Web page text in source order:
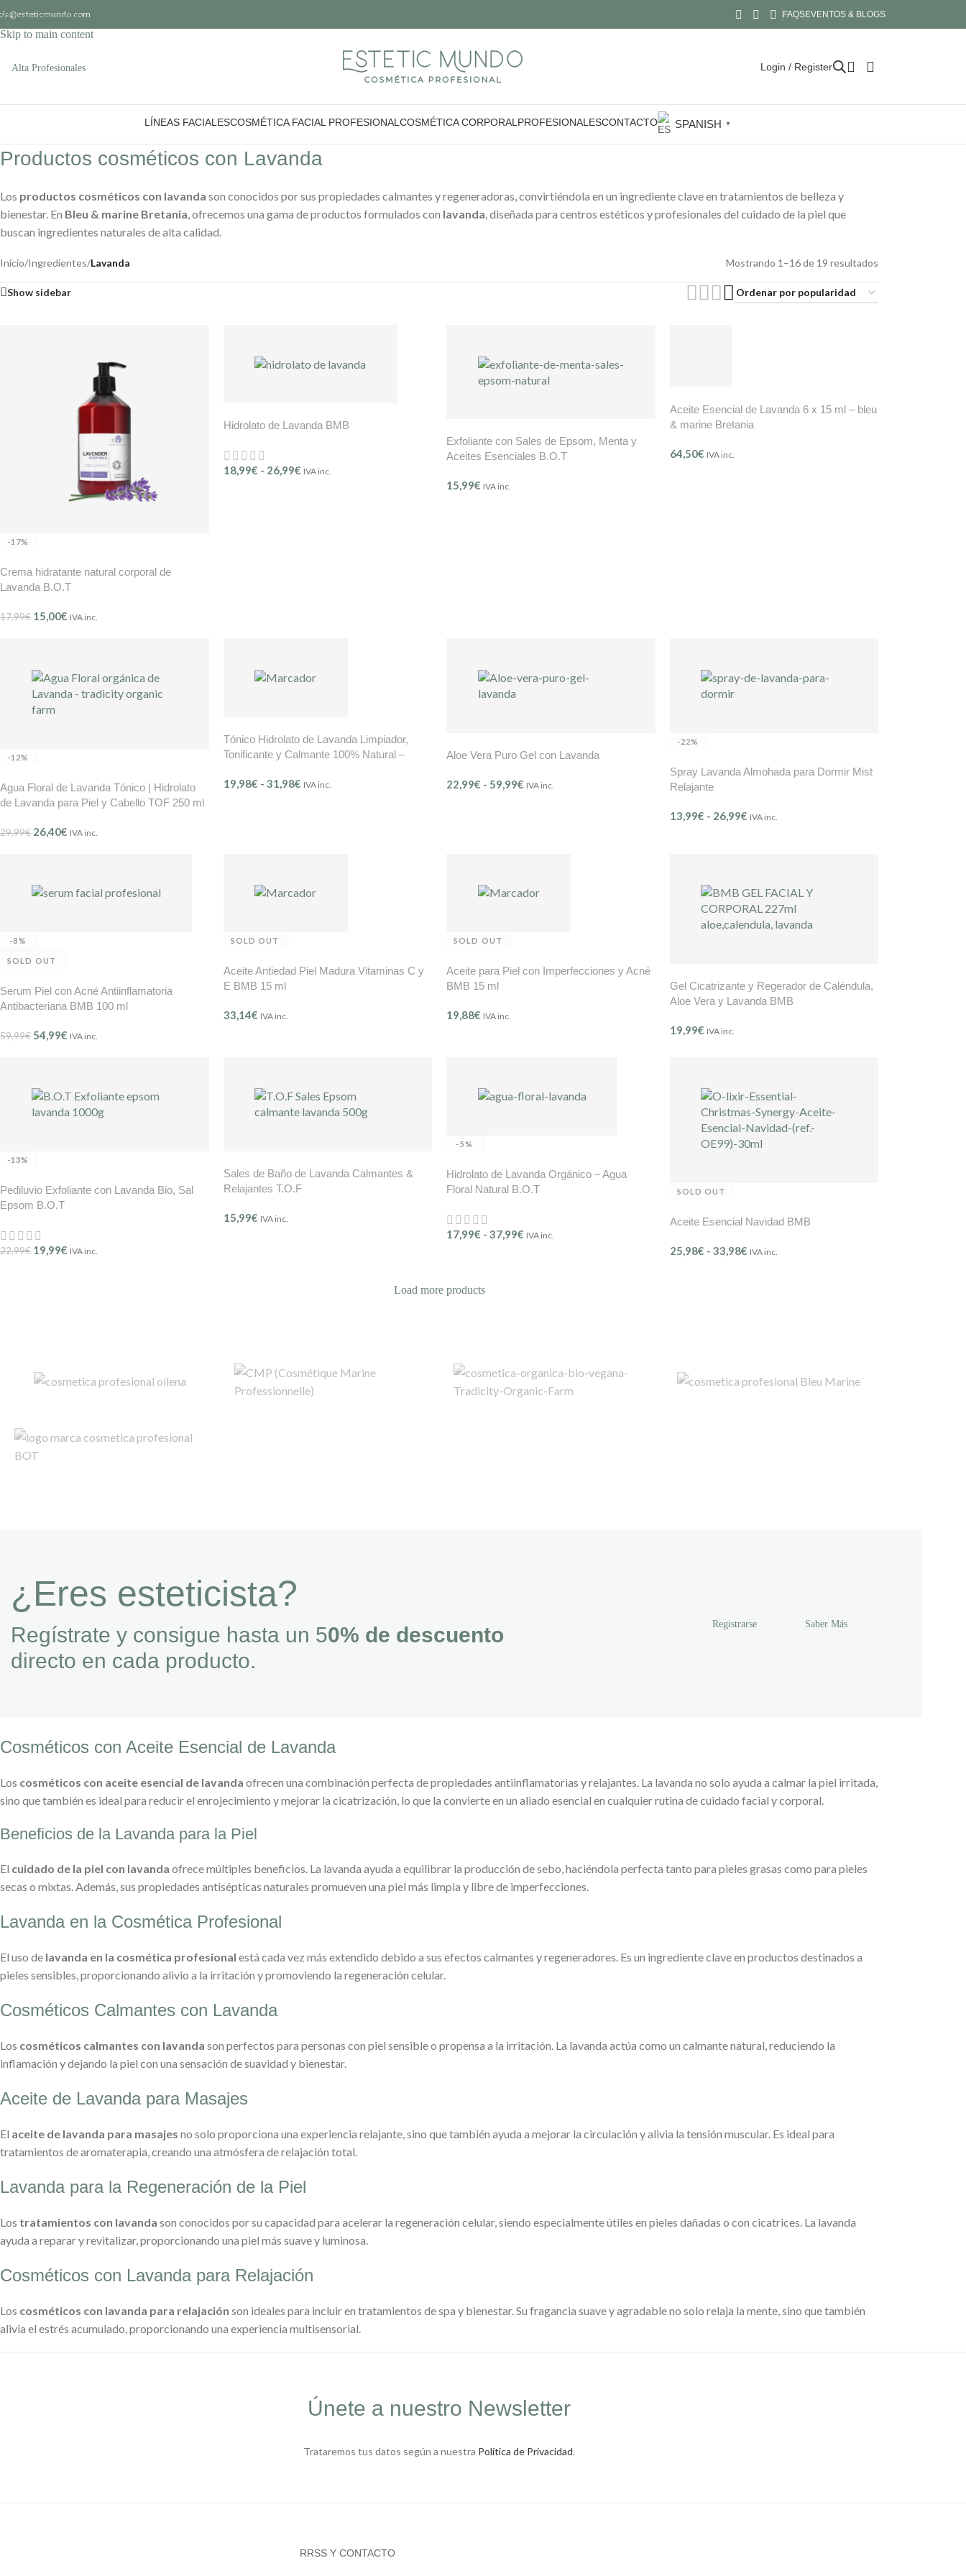
Skip to navigation
Skip to main content
FAQSEVENTOS & BLOGS
Alta Profesionales Login / Register
LÍNEAS FACIALESCOSMÉTICA FACIAL PROFESIONAL COSMÉTICA CORPORAL PROFESIONALESCONTACTO SPANISH ▼
Productos cosméticos con Lavanda
Los productos cosméticos con lavanda son conocidos por sus propiedades calmantes y regeneradoras, convirtiéndola en un ingrediente clave en tratamientos de belleza y
bienestar. En Bleu & marine Bretania, ofrecemos una gama de productos formulados con lavanda, diseñada para centros estéticos y profesionales del cuidado de la piel que
buscan ingredientes naturales de alta calidad.
Inicio/Ingredientes/Lavanda Mostrando 1–16 de 19 resultados
Show sidebar
-17%
Crema hidratante natural corporal de
Lavanda B.O.T
17,99€ 15,00€ IVA inc.
Hidrolato de Lavanda BMB
18,99€ - 26,99€ IVA inc.
Exfoliante con Sales de Epsom, Menta y
Aceites Esenciales B.O.T
15,99€ IVA inc.
Aceite Esencial de Lavanda 6 x 15 ml – bleu
& marine Bretania
64,50€ IVA inc.
-12%
Agua Floral de Lavanda Tónico | Hidrolato
de Lavanda para Piel y Cabello TOF 250 ml
29,99€ 26,40€ IVA inc.
Tónico Hidrolato de Lavanda Limpiador,
Tonificante y Calmante 100% Natural –
19,98€ - 31,98€ IVA inc.
Aloe Vera Puro Gel con Lavanda
22,99€ - 59,99€ IVA inc.
-22%
Spray Lavanda Almohada para Dormir Mist
Relajante
13,99€ - 26,99€ IVA inc.
-8%
SOLD OUT
Serum Piel con Acné Antiinflamatoria
Antibacteriana BMB 100 ml
59,99€ 54,99€ IVA inc.
SOLD OUT
Aceite Antiedad Piel Madura Vitaminas C y
E BMB 15 ml
33,14€ IVA inc.
SOLD OUT
Aceite para Piel con Imperfecciones y Acné
BMB 15 ml
19,88€ IVA inc.
Gel Cicatrizante y Regerador de Caléndula,
Aloe Vera y Lavanda BMB
19,99€ IVA inc.
-13%
Pediluvio Exfoliante con Lavanda Bio, Sal
Epsom B.O.T
22,99€ 19,99€ IVA inc.
Sales de Baño de Lavanda Calmantes &
Relajantes T.O.F
15,99€ IVA inc.
-5%
Hidrolato de Lavanda Orgánico – Agua
Floral Natural B.O.T
17,99€ - 37,99€ IVA inc.
SOLD OUT
Aceite Esencial Navidad BMB
25,98€ - 33,98€ IVA inc.
Load more products
¿Eres esteticista?
Regístrate y consigue hasta un 50% de descuento
directo en cada producto.
Registrarse Saber Más
Cosméticos con Aceite Esencial de Lavanda
Los cosméticos con aceite esencial de lavanda ofrecen una combinación perfecta de propiedades antiinflamatorias y relajantes. La lavanda no solo ayuda a calmar la piel irritada,
sino que también es ideal para reducir el enrojecimiento y mejorar la cicatrización, lo que la convierte en un aliado esencial en cualquier rutina de cuidado facial y corporal.
Beneficios de la Lavanda para la Piel
El cuidado de la piel con lavanda ofrece múltiples beneficios. La lavanda ayuda a equilibrar la producción de sebo, haciéndola perfecta tanto para pieles grasas como para pieles
secas o mixtas. Además, sus propiedades antisépticas naturales promueven una piel más limpia y libre de imperfecciones.
Lavanda en la Cosmética Profesional
El uso de lavanda en la cosmética profesional está cada vez más extendido debido a sus efectos calmantes y regeneradores. Es un ingrediente clave en productos destinados a
pieles sensibles, proporcionando alivio a la irritación y promoviendo la regeneración celular.
Cosméticos Calmantes con Lavanda
Los cosméticos calmantes con lavanda son perfectos para personas con piel sensible o propensa a la irritación. La lavanda actúa como un calmante natural, reduciendo la
inflamación y dejando la piel con una sensación de suavidad y bienestar.
Aceite de Lavanda para Masajes
El aceite de lavanda para masajes no solo proporciona una experiencia relajante, sino que también ayuda a mejorar la circulación y alivia la tensión muscular. Es ideal para
tratamientos de aromaterapia, creando una atmósfera de relajación total.
Lavanda para la Regeneración de la Piel
Los tratamientos con lavanda son conocidos por su capacidad para acelerar la regeneración celular, siendo especialmente útiles en pieles dañadas o con cicatrices. La lavanda
ayuda a reparar y revitalizar, proporcionando una piel más suave y luminosa.
Cosméticos con Lavanda para Relajación
Los cosméticos con lavanda para relajación son ideales para incluir en tratamientos de spa y bienestar. Su fragancia suave y agradable no solo relaja la mente, sino que también
alivia el estrés acumulado, proporcionando una experiencia multisensorial.
Únete a nuestro Newsletter
Trataremos tus datos según a nuestra Política de Privacidad.
RRSS Y CONTACTO